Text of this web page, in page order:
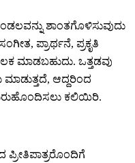
ಶಾಂತಗೊಳಿಸುವುದು
ಪ್ರಾರ್ಥನೆ, ಪ್ರಕೃತಿ
ಮಾಡಬಹುದು. ಒತ್ತಡವು
ಆದ್ದರಿಂದ
ಕಲಿಯಿರಿ.